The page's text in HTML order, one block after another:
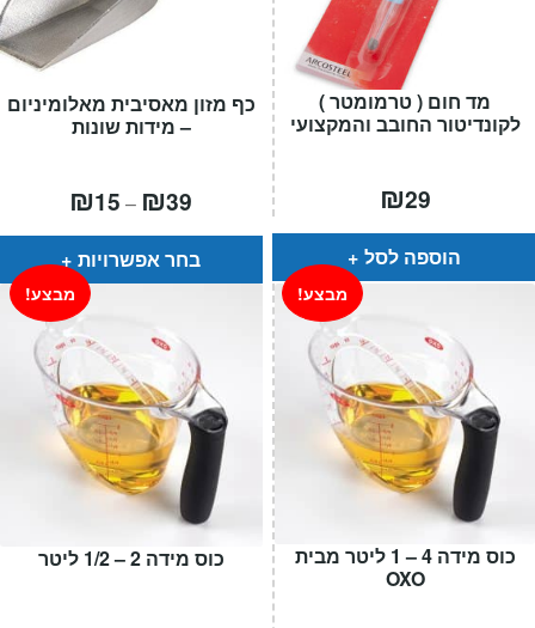
כף מזון מאסיבית מאלומיניום
– מידות שונות
₪15 – ₪39
⁦₪15⁩
עד
בחר אפשרויות
מד חום ( טרמומטר )
לקונדיטור החובב והמקצועי
₪29
הוספה לסל
כוס מידה 2 – 1/2 ליטר
מבצע!
כוס מידה 4 – 1 ליטר מבית
OXO
מבצע!